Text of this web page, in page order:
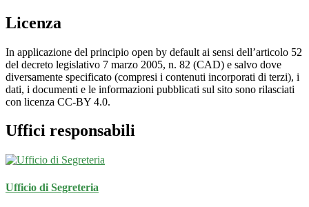
Licenza
In applicazione del principio open by default ai sensi dell’articolo 52
del decreto legislativo 7 marzo 2005, n. 82 (CAD) e salvo dove
diversamente specificato (compresi i contenuti incorporati di terzi), i
dati, i documenti e le informazioni pubblicati sul sito sono rilasciati
con licenza CC-BY 4.0.
Uffici responsabili
Ufficio di Segreteria